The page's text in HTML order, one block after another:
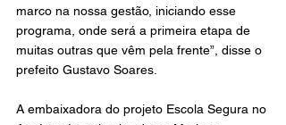
marco na nossa gestão, iniciando esse
programa, onde será a primeira etapa de
muitas outras que vêm pela frente”, disse o
prefeito Gustavo Soares.
A embaixadora do projeto Escola Segura no